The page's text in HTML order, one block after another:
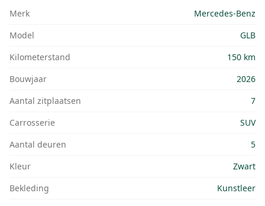
Merk
Mercedes-Benz
Model
GLB
Kilometerstand
150 km
Bouwjaar
2026
Aantal zitplaatsen
7
Carrosserie
SUV
Aantal deuren
5
Kleur
Zwart
Bekleding
Kunstleer